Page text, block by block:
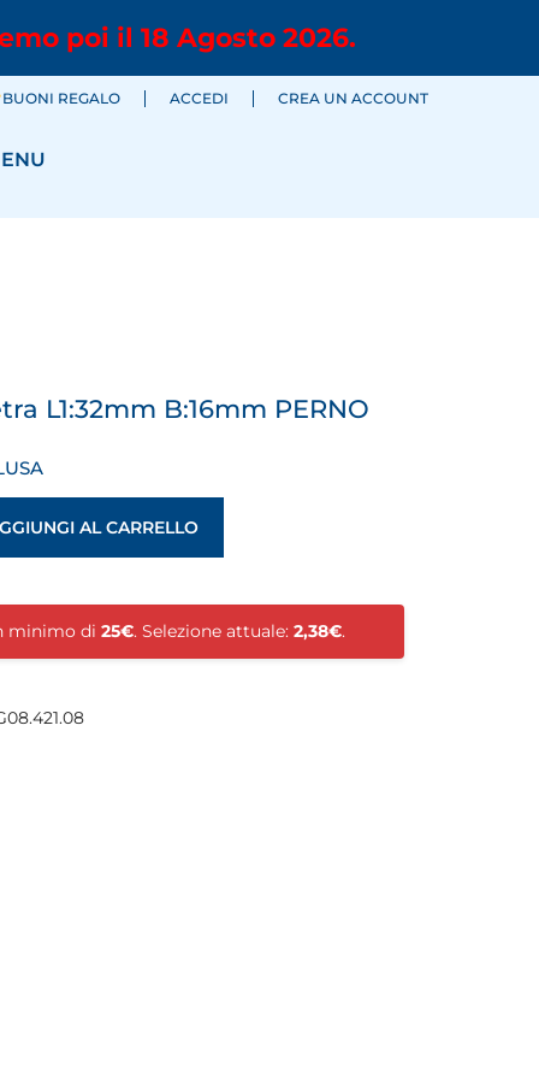
poi il 18 Agosto 2026.
BUONI REGALO ACCEDI CREA UN ACCOUNT
L1:32mm B:16mm PERNO
AL CARRELLO
minimo di 25€. Selezione attuale: 2,38€.